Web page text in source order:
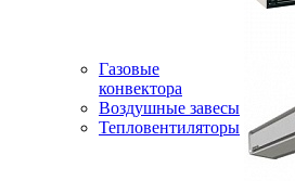
Газовые
конвектора
Воздушные завесы
Тепловентиляторы